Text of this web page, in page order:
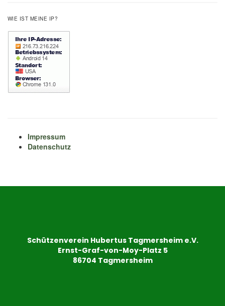
WIE IST MEINE IP?
Impressum
Datenschutz
Schützenverein Hubertus Tagmersheim e.V.
Ernst-Graf-von-Moy-Platz 5
86704 Tagmersheim